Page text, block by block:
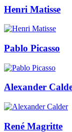
Henri Matisse
Pablo Picasso
Alexander
René Magritte